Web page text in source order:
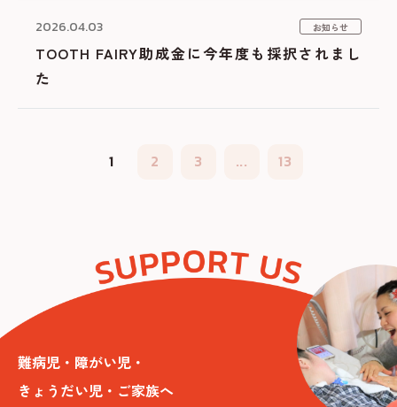
2026.04.03 お知らせ
TOOTH FAIRY助成金に今年度も採択されまし
た
1 2 3 ... 13
難病児・障がい児・
きょうだい児・ご家族へ